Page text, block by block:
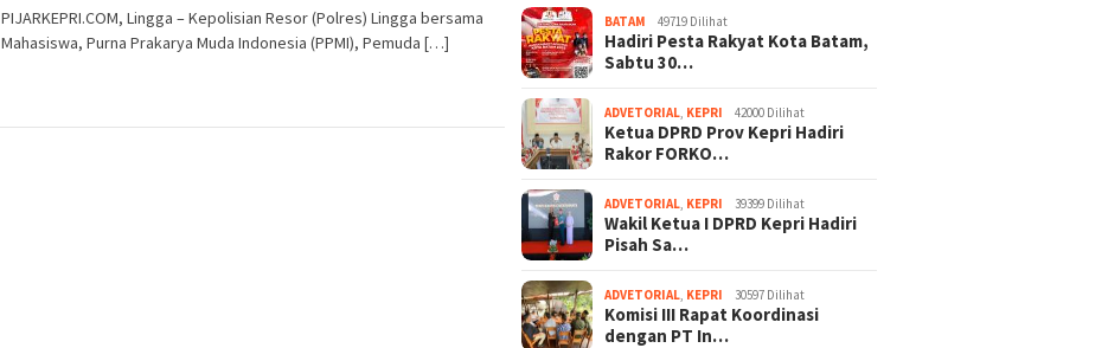
PIJARKEPRI.COM, Lingga – Kepolisian Resor (Polres) Lingga bersama
Mahasiswa, Purna Prakarya Muda Indonesia (PPMI), Pemuda […]
BATAM 49719 Dilihat
Hadiri Pesta Rakyat Kota Batam,
Sabtu 30…
ADVETORIAL KEPRI 42000 Dilihat
Ketua DPRD Prov Kepri Hadiri
Rakor FORKO…
ADVETORIAL KEPRI 39399 Dilihat
Wakil Ketua I DPRD Kepri Hadiri
Pisah Sa…
ADVETORIAL KEPRI 30597 Dilihat
Komisi III Rapat Koordinasi
dengan PT In…